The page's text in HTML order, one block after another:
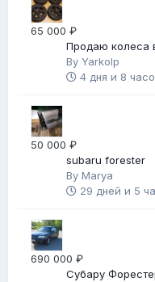
65 000 ₽
Продаю колеса
зимней резиной
By Yarkolp
4 дня и 8
50 000 ₽
subaru forester
By Marya
29 дней и 5
690 000 ₽
Субару